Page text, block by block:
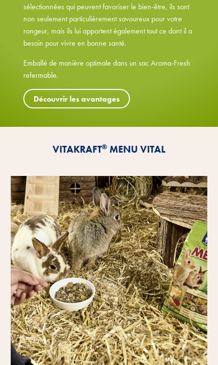
sélectionnées qui peuvent favoriser le bien-être, ils sont
non seulement particulièrement savoureux pour votre
rongeur, mais ils lui apportent également tout ce dont il a
besoin pour vivre en bonne santé.
Emballé de manière optimale dans un sac Aroma-Fresh
refermable.
Découvrir les avantages
VITAKRAFT® MENU VITAL